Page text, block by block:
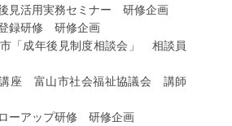
見活用実務セミナー 研修企画
録研修 研修企画
「成年後見制度相談会」 相談員
座 富山市社会福祉協議会 講師
ーアップ研修 研修企画